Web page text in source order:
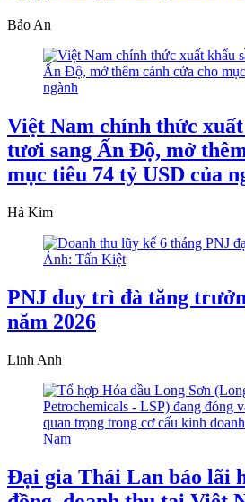
Bảo An
Việt Nam chính thức
tươi sang Ấn Độ, mở
mục tiêu 74 tỷ USD của
Hà Kim
PNJ duy trì đà tăng
năm 2026
Linh Anh
Đại gia Thái Lan báo lãi